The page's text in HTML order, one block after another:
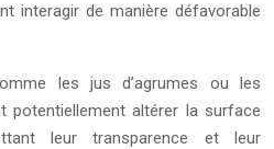
interagir de manière défavorable
les jus d’agrumes ou les
potentiellement altérer la surface
leur transparence et leur